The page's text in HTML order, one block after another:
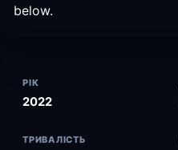
below.
РІК
2022
ТРИВАЛІСТЬ